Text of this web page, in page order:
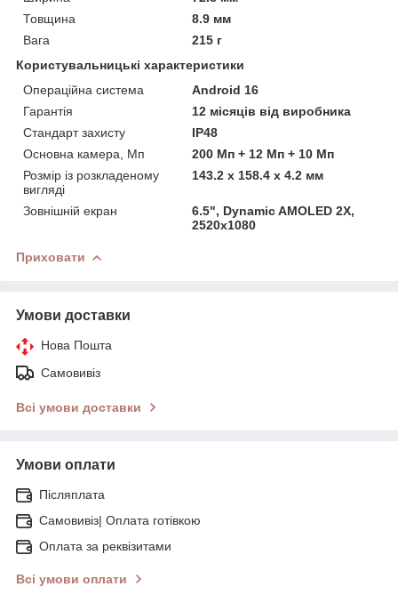
Товщина
8.9 мм
Вага
215 г
Користувальницькі характеристики
Операційна система
Android 16
Гарантія
12 місяців від виробника
Стандарт захисту
IP48
Основна камера, Мп
200 Мп + 12 Мп + 10 Мп
Розмір із розкладеному
вигляді
143.2 x 158.4 x 4.2 мм
Зовнішній екран
6.5", Dynamic AMOLED 2X,
2520x1080
Приховати
Умови доставки
Нова Пошта
Самовивіз
Всі умови доставки
Умови оплати
Післяплата
Самовивіз| Оплата готівкою
Оплата за реквізитами
Всі умови оплати